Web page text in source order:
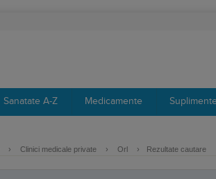
Sanatate A-Z Medicamente
› Clinici medicale private › Orl › Rezultate cautare